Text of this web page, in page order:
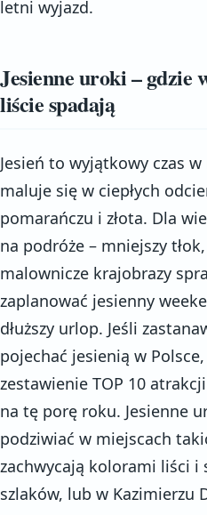
letni wyjazd.
Jesienne uroki – gdzie
liście spadają
Jesień to wyjątkowy czas
maluje się w ciepłych
pomarańczu i złota. Dla
na podróże – mniejszy
malownicze krajobrazy
zaplanować jesienny
dłuższy urlop. Jeśli
pojechać jesienią w
zestawienie TOP 10
na tę porę roku. Jesienne
podziwiać w miejscach
zachwycają kolorami liści i
szlaków, lub w Kazimierzu